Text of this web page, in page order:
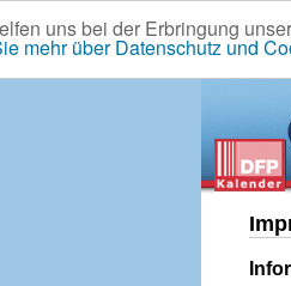
uns bei der Erbringung
mehr über Datenschutz und